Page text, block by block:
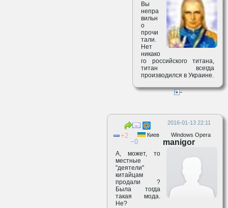
Вы
непра
вильн
о
прочи
тали.
Нет
никако
го российского титана,
титан всегда
производился в Украине.
2016-01-13 22:11
Windows Opera
Киев
2
0
manigor
А, может, то
местные
"деятели"
китайцам
продали ?
Была тогда
такая мода.
Не?